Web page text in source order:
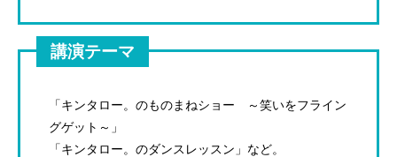
講演テーマ
「キンタロー。のものまねショー ～笑いをフライン
グゲット～」
「キンタロー。のダンスレッスン」など。